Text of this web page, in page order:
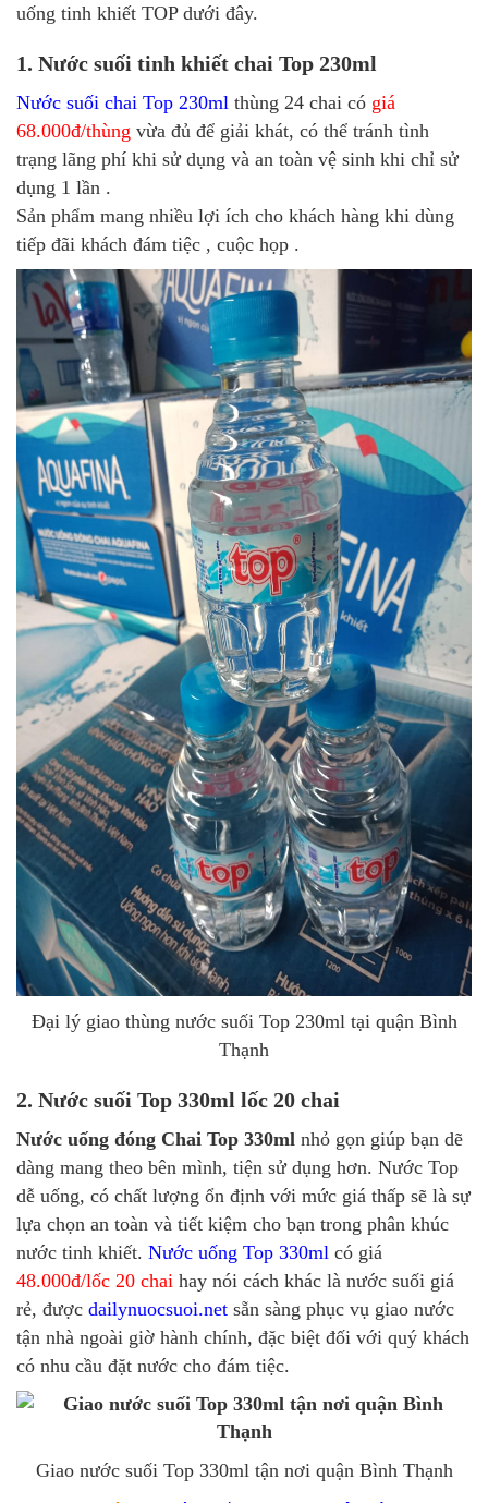
uống tinh khiết TOP dưới đây.
1. Nước suối tinh khiết chai Top 230ml
Nước suối chai Top 230ml thùng 24 chai có giá
68.000đ/thùng vừa đủ để giải khát, có thể tránh tình
trạng lãng phí khi sử dụng và an toàn vệ sinh khi chỉ sử
dụng 1 lần .
Sản phẩm mang nhiều lợi ích cho khách hàng khi dùng
tiếp đãi khách đám tiệc , cuộc họp .
Đại lý giao thùng nước suối Top 230ml tại quận Bình
Thạnh
2. Nước suối Top 330ml lốc 20 chai
Nước uống đóng Chai Top 330ml nhỏ gọn giúp bạn dẽ
dàng mang theo bên mình, tiện sử dụng hơn. Nước Top
dễ uống, có chất lượng ổn định với mức giá thấp sẽ là sự
lựa chọn an toàn và tiết kiệm cho bạn trong phân khúc
nước tinh khiết. Nước uống Top 330ml có giá
48.000đ/lốc 20 chai hay nói cách khác là nước suối giá
rẻ, được dailynuocsuoi.net sẵn sàng phục vụ giao nước
tận nhà ngoài giờ hành chính, đặc biệt đối với quý khách
có nhu cầu đặt nước cho đám tiệc.
Giao nước suối Top 330ml tận nơi quận Bình Thạnh